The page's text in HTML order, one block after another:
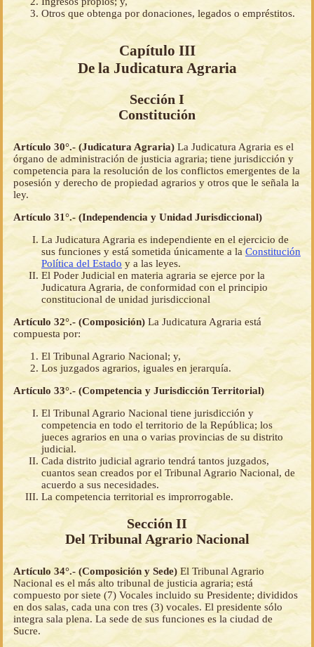
Otros que obtenga por donaciones, legados o empréstitos.
Capítulo III
De la Judicatura Agraria
Sección I
Constitución
Artículo 30°.- (Judicatura Agraria) La Judicatura Agraria es el
órgano de administración de justicia agraria; tiene jurisdicción y
competencia para la resolución de los conflictos emergentes de la
posesión y derecho de propiedad agrarios y otros que le señala la
ley.
Artículo 31°.- (Independencia y Unidad Jurisdiccional)
La Judicatura Agraria es independiente en el ejercicio de
sus funciones y está sometida únicamente a la Constitución
Política del Estadoy a las leyes.
El Poder Judicial en materia agraria se ejerce por la
Judicatura Agraria, de conformidad con el principio
constitucional de unidad jurisdiccional
Artículo 32°.- (Composición) La Judicatura Agraria está
compuesta por:
El Tribunal Agrario Nacional; y,
Los juzgados agrarios, iguales en jerarquía.
Artículo 33°.- (Competencia y Jurisdicción Territorial)
El Tribunal Agrario Nacional tiene jurisdicción y
competencia en todo el territorio de la República; los
jueces agrarios en una o varias provincias de su distrito
judicial.
Cada distrito judicial agrario tendrá tantos juzgados,
cuantos sean creados por el Tribunal Agrario Nacional, de
acuerdo a sus necesidades.
La competencia territorial es improrrogable.
Sección II
Del Tribunal Agrario Nacional
Artículo 34°.- (Composición y Sede) El Tribunal Agrario
Nacional es el más alto tribunal de justicia agraria; está
compuesto por siete (7) Vocales incluido su Presidente; divididos
en dos salas, cada una con tres (3) vocales. El presidente sólo
integra sala plena. La sede de sus funciones es la ciudad de
Sucre.